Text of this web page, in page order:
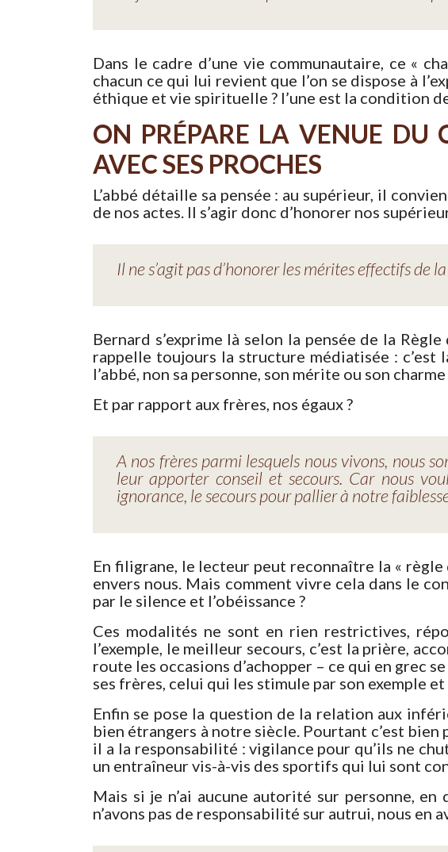
Dans le cadre d’une vie communautaire, ce «
chacun ce qui lui revient que l’on se dispose à
éthique et vie spirituelle ? l’une est la condition
ON PRÉPARE LA VENUE DU
AVEC SES PROCHES
L’abbé détaille sa pensée : au supérieur, il
de nos actes. Il s’agir donc d’honorer nos
Il ne s’agit pas d’honorer les mérites effectifs
Bernard s’exprime là selon la pensée de la
rappelle toujours la structure médiatisée : c’est
l’abbé, non sa personne, son mérite ou son
Et par rapport aux frères, nos égaux ?
A nos frères parmi lesquels nous vivons, nous
leur apporter conseil et secours. Car nous
ignorance, le secours pour pallier à notre
En filigrane, le lecteur peut reconnaître la «
envers nous. Mais comment vivre cela dans le
par le silence et l’obéissance ?
Ces modalités ne sont en rien restrictives,
l’exemple, le meilleur secours, c’est la prière,
route les occasions d’achopper – ce qui en grec
ses frères, celui qui les stimule par son exemple
Enfin se pose la question de la relation aux
bien étrangers à notre siècle. Pourtant c’est
il a la responsabilité : vigilance pour qu’ils ne
un entraîneur vis-à-vis des sportifs qui lui sont
Mais si je n’ai aucune autorité sur personne,
n’avons pas de responsabilité sur autrui, nous en